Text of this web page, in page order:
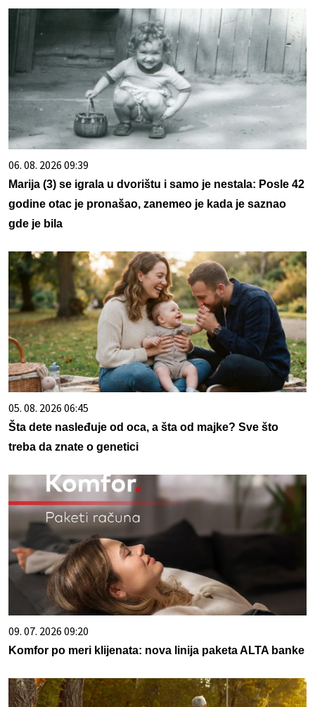
06. 08. 2026 09:39
Marija (3) se igrala u dvorištu i samo je nestala: Posle 42
godine otac je pronašao, zanemeo je kada je saznao
gde je bila
05. 08. 2026 06:45
Šta dete nasleđuje od oca, a šta od majke? Sve što
treba da znate o genetici
09. 07. 2026 09:20
Komfor po meri klijenata: nova linija paketa ALTA banke